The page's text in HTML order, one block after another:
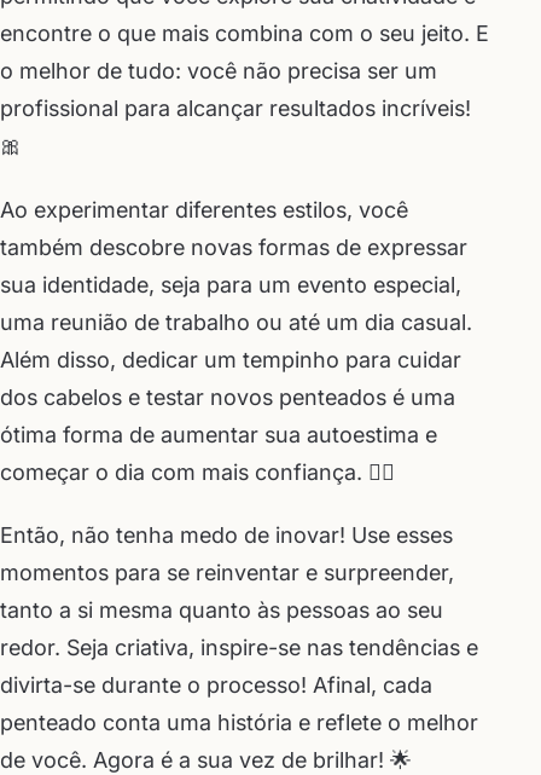
encontre o que mais combina com o seu jeito. E
o melhor de tudo: você não precisa ser um
profissional para alcançar resultados incríveis!
🎀
Ao experimentar diferentes estilos, você
também descobre novas formas de expressar
sua identidade, seja para um evento especial,
uma reunião de trabalho ou até um dia casual.
Além disso, dedicar um tempinho para cuidar
dos cabelos e testar novos penteados é uma
ótima forma de aumentar sua autoestima e
começar o dia com mais confiança. 💁‍♀️
Então, não tenha medo de inovar! Use esses
momentos para se reinventar e surpreender,
tanto a si mesma quanto às pessoas ao seu
redor. Seja criativa, inspire-se nas tendências e
divirta-se durante o processo! Afinal, cada
penteado conta uma história e reflete o melhor
de você. Agora é a sua vez de brilhar! 🌟